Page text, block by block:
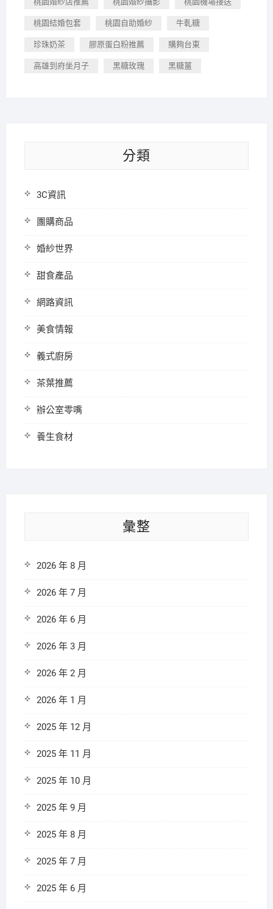
桃園結婚包套 桃園自助婚紗 牛軋糖
珍珠奶茶 膠原蛋白粉推薦 購夠台東
高雄到府坐月子 黑糖玫瑰 黑糖薑
分類
3C資訊
團購商品
婚紗世界
甜食產品
網路資訊
美食情報
義式廚房
茶葉推薦
辦公室零嘴
養生食材
彙整
2026 年 8 月
2026 年 7 月
2026 年 6 月
2026 年 3 月
2026 年 2 月
2026 年 1 月
2025 年 12 月
2025 年 11 月
2025 年 10 月
2025 年 9 月
2025 年 8 月
2025 年 7 月
2025 年 6 月